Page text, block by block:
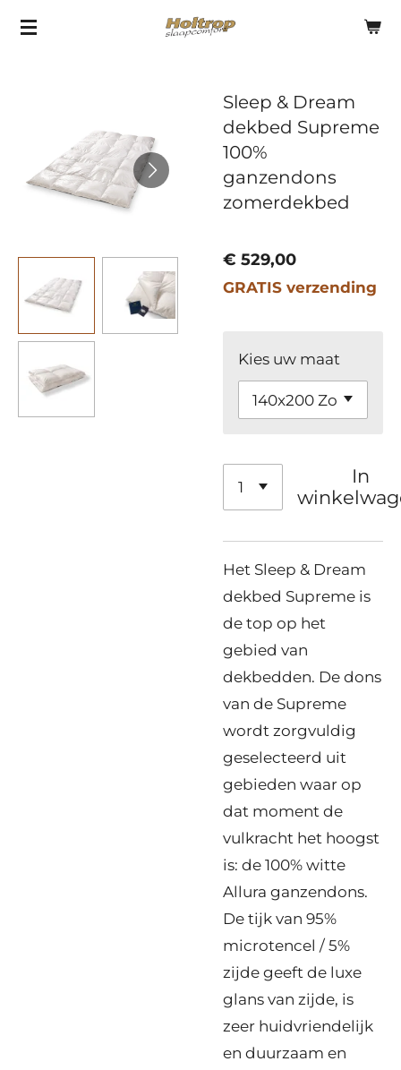
Ga
hoofdinhoud
Sleep & Dream
dekbed Supreme
100%
ganzendons
zomerdekbed
€ 529,00
GRATIS verzending
Kies uw maat
In
Het Sleep & Dream
dekbed Supreme is
de top op het
gebied van
dekbedden. De dons
van de Supreme
wordt zorgvuldig
geselecteerd uit
gebieden waar op
dat moment de
vulkracht het hoogst
is: de 100% witte
Allura ganzendons.
De tijk van 95%
microtencel / 5%
zijde geeft de luxe
glans van zijde, is
zeer huidvriendelijk
en duurzaam en